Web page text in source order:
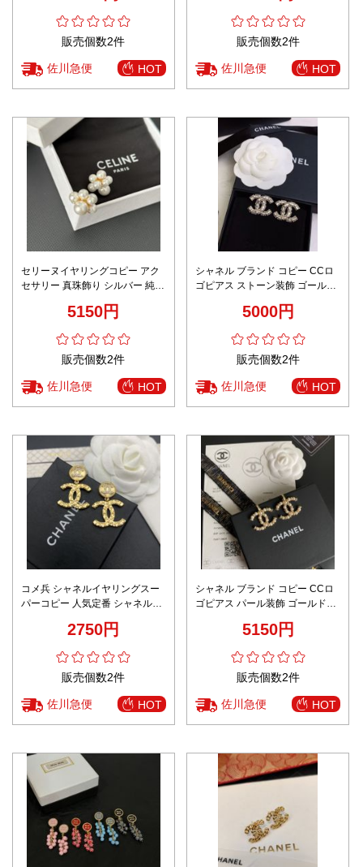
販売個数2件
佐川急便 HOT
販売個数2件
佐川急便 HOT
セリーヌイヤリングコピー アク
セサリー 真珠飾り シルバー 純銀
5150円
販売個数2件
佐川急便 HOT
シャネル ブランド コピー CCロ
ゴピアス ストーン装飾 ゴールド
5000円
販売個数2件
佐川急便 HOT
コメ兵 シャネルイヤリングスー
パーコピー 人気定番 シャネル風
ディース ゴールド
2750円
販売個数2件
佐川急便 HOT
シャネル ブランド コピー CCロ
ゴピアス パール装飾 ゴールドエ
5150円
販売個数2件
佐川急便 HOT